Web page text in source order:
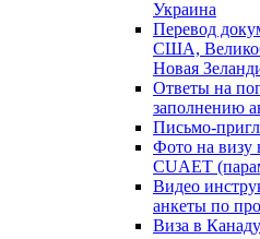
Украина
Перевод
США,
Новая
Ответы на
заполнению
Письмо-
Фото на визу
CUAET
Видео
анкеты по
Виза в